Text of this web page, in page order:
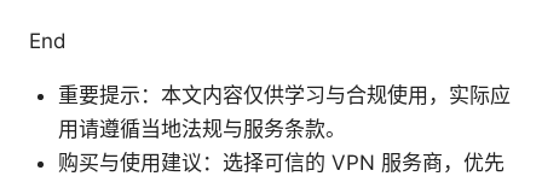
End
重要提示：本文内容仅供学习与合规使用，实际应
用请遵循当地法规与服务条款。
购买与使用建议：选择可信的 VPN 服务商，优先